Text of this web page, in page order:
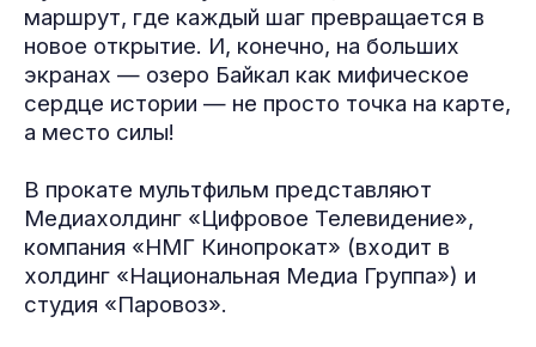
маршрут, где каждый шаг превращается в
новое открытие. И, конечно, на больших
экранах — озеро Байкал как мифическое
сердце истории — не просто точка на карте,
а место силы!
В прокате мультфильм представляют
Медиахолдинг «Цифровое Телевидение»,
компания «НМГ Кинопрокат» (входит в
холдинг «Национальная Медиа Группа») и
студия «Паровоз».